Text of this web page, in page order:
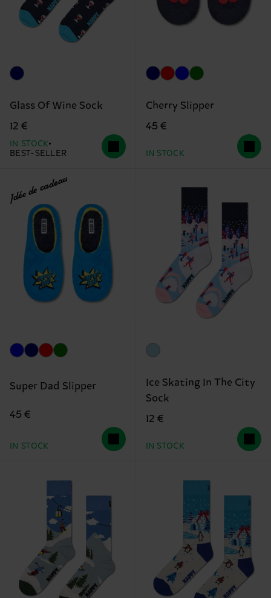
Glass Of Wine Sock
12 €
IN STOCK
BEST-SELLER
Cherry Slipper
45 €
IN STOCK
Idée de cadeau
Super Dad Slipper
45 €
IN STOCK
Ice Skating In The City
Sock
12 €
IN STOCK